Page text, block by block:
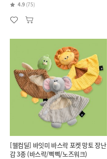
4.9 (75)
[웰컴딜] 바잇미 바스락 포켓 망토 장난
감 3종 (바스락/삑삑/노즈워크)